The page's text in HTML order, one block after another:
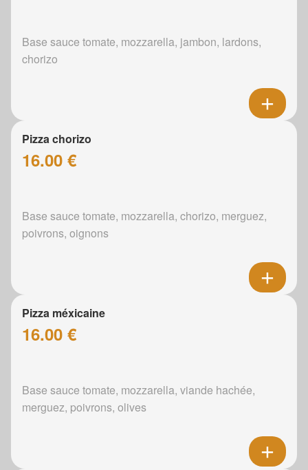
Base sauce tomate, mozzarella, jambon, lardons,
chorizo
Pizza chorizo
16.00 €
Base sauce tomate, mozzarella, chorizo, merguez,
poivrons, oignons
Pizza méxicaine
16.00 €
Base sauce tomate, mozzarella, viande hachée,
merguez, poivrons, olives